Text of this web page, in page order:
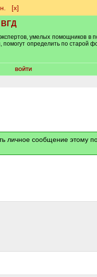
[х]
ВГД
умелых помощников в
определить по старой
ВОЙТИ
личное сообщение этому